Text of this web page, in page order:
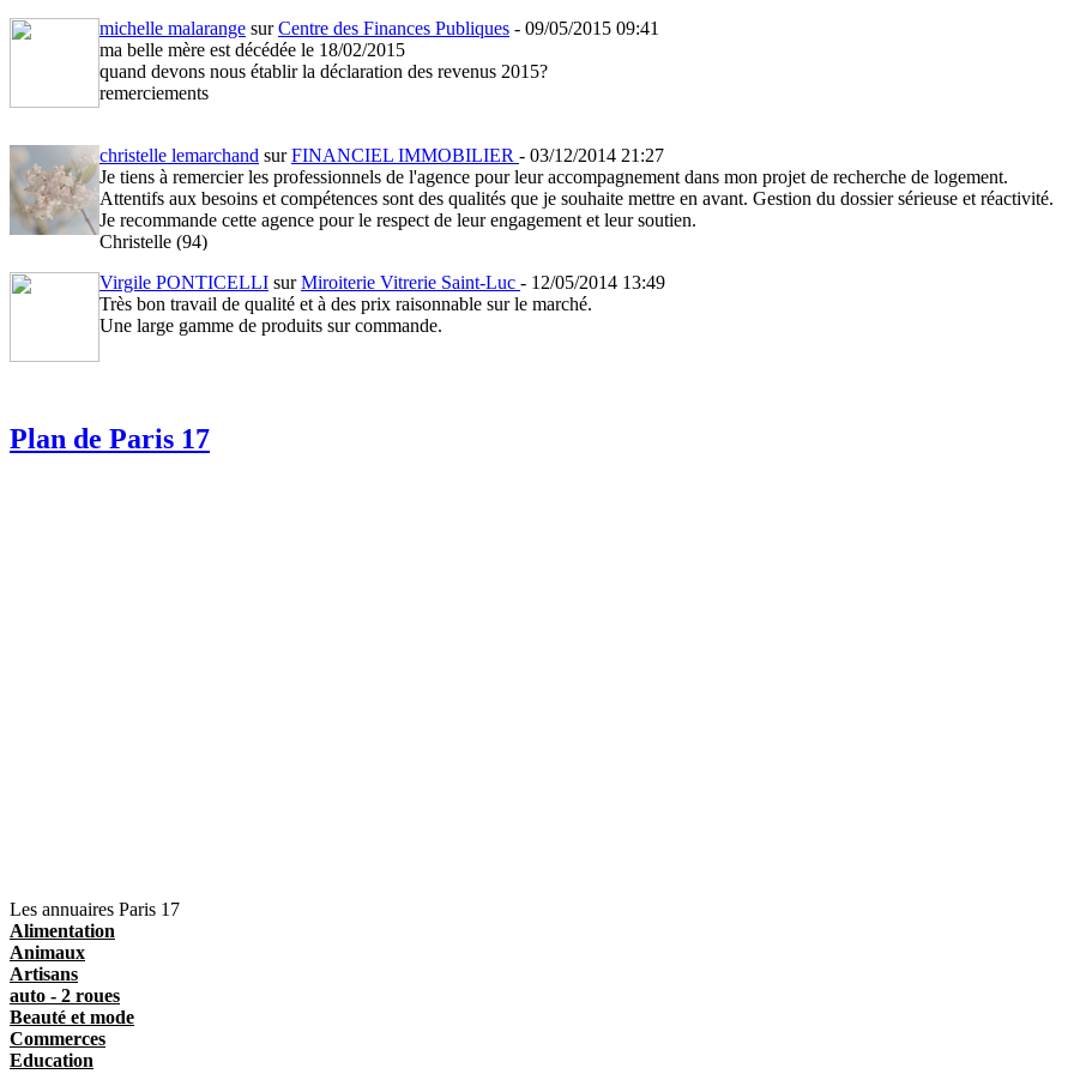
- intervention dans l'immeuble de leurs filiales "COPROR" et "SNC Beaufils" pendant 1 an et demi pour faire des travaux du
jours feriés...
A choisir si on veut se faire avoir du debut a la fin.
michelle malarange surCentre des Finances Publiques - 09/05/2015 09:41
ma belle mère est décédée le 18/02/2015
quand devons nous établir la déclaration des revenus 2015?
remerciements
christelle lemarchand surFINANCIEL IMMOBILIER - 03/12/2014 21:27
Je tiens à remercier les professionnels de l'agence pour leur accompagnement dans mon projet de recherche de logement.
Attentifs aux besoins et compétences sont des qualités que je souhaite mettre en avant. Gestion du dossier sérieuse et réactivité.
Je recommande cette agence pour le respect de leur engagement et leur soutien.
Christelle (94)
Virgile PONTICELLI surMiroiterie Vitrerie Saint-Luc - 12/05/2014 13:49
Très bon travail de qualité et à des prix raisonnable sur le marché.
Une large gamme de produits sur commande.
Plan de Paris 17
Les annuaires Paris 17
Alimentation
Animaux
Artisans
auto - 2 roues
Beauté et mode
Commerces
Education